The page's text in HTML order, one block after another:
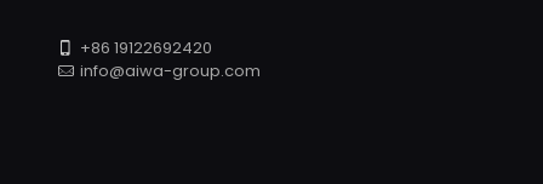
+86 19122692420
info@aiwa-group.com